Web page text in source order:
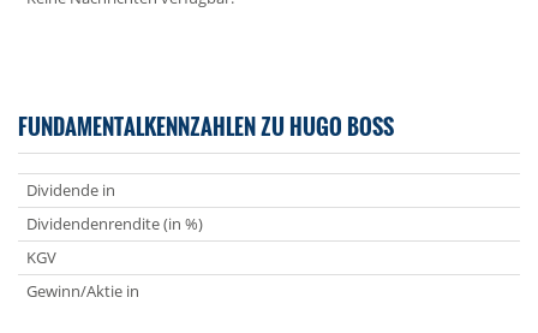
FUNDAMENTALKENNZAHLEN ZU HUGO BOSS
Dividende in
Dividendenrendite (in %)
KGV
Gewinn/Aktie in